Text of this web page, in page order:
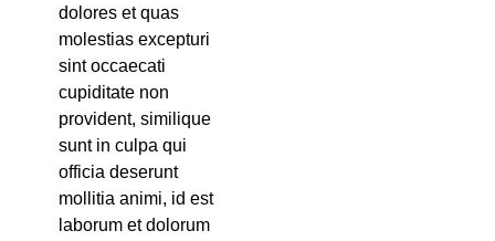
dolores et quas
molestias excepturi
sint occaecati
cupiditate non
provident, similique
sunt in culpa qui
officia deserunt
mollitia animi, id est
laborum et dolorum